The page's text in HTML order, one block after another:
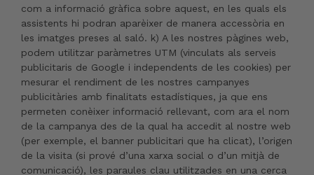
com a informació gràfica sobre aquest, en les quals els
assistents hi podran aparèixer de manera accessòria en
les imatges preses al saló. k) A les nostres pàgines web,
podem utilitzar paràmetres UTM (vinculats als serveis
publicitaris de Google i independents de les cookies) per
mesurar el rendiment de les nostres campanyes
publicitàries amb finalitats estadístiques, ja que ens
permeten conèixer informació rellevant, com ara el nom
de la campanya des de la qual ha accedit al nostre web
(per exemple, el banner publicitari que ha clicat), l’origen
de la visita (si prové d’una xarxa social o d’un mitjà de
comunicació), les paraules clau utilitzades en una cerca